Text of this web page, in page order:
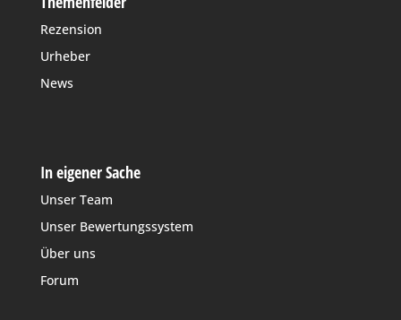
Rezension
Urheber
News
In eigener Sache
Unser Team
Unser Bewertungssystem
Über uns
Forum